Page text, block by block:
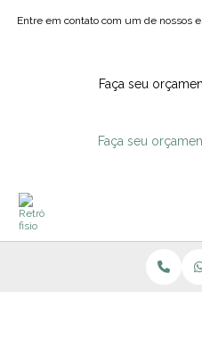
Entre em contato com um de nossos
Faça seu
Faça seu